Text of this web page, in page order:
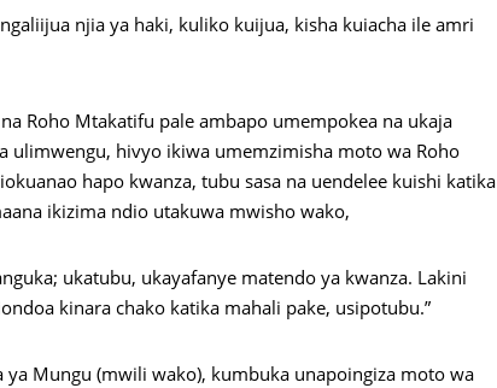
njia ya haki, kuliko kuijua, kisha kuiacha ile amri
Roho Mtakatifu pale ambapo umempokea na ukaja
ulimwengu, hivyo ikiwa umemzimisha moto wa Roho
hapo kwanza, tubu sasa na uendelee kuishi katika
ikizima ndio utakuwa mwisho wako,
ukatubu, ukayafanye matendo ya kwanza. Lakini
kinara chako katika mahali pake, usipotubu.”
Mungu (mwili wako), kumbuka unapoingiza moto wa